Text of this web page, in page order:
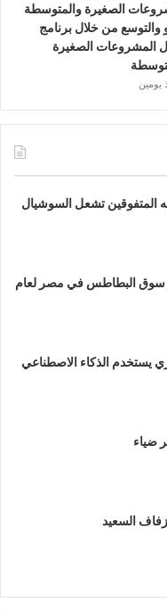
الصغيرة والمتوسطة
والتوسع من خلال برنامج
المشروعات الصغيرة
يومين
المتفوقين تشعل السوشيال
سوق البطاطس في مصر لعام
يستخدم الذكاء الاصطناعي
ضياء
السعيد